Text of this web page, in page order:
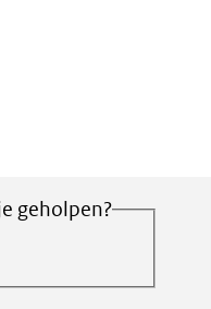
geholpen?